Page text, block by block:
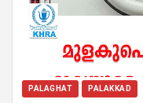
PALAGHAT PALAKKAD